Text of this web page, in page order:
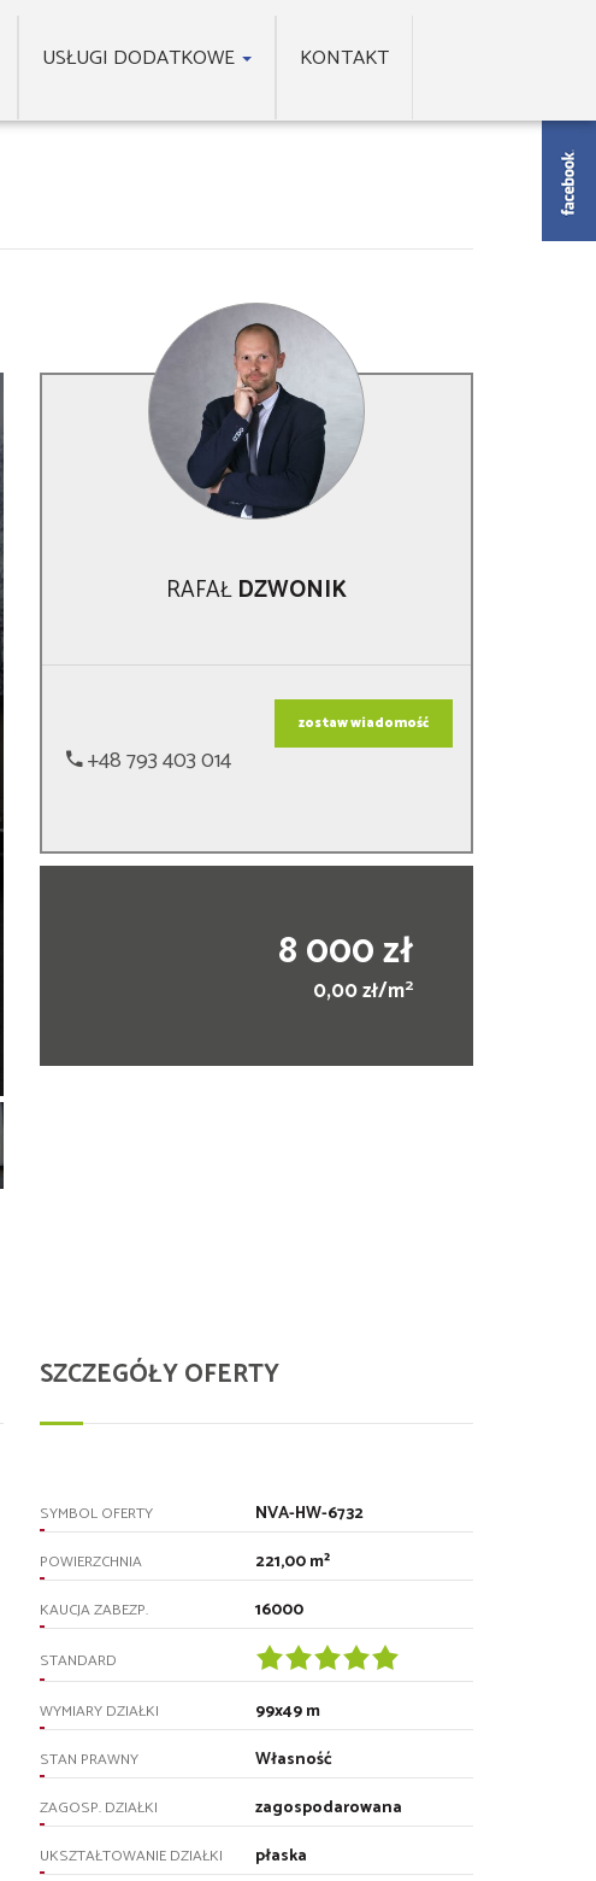
USŁUGI DODATKOWE KONTAKT
RAFAŁDZWONIK
+48 793 403 014
zostaw wiadomość
8 000 zł
0,00 zł/m2
SZCZEGÓŁY OFERTY
SYMBOL OFERTY NVA-HW-6732
POWIERZCHNIA 221,00 m²
KAUCJA ZABEZP. 16000
STANDARD
WYMIARY DZIAŁKI 99x49 m
STAN PRAWNY Własność
ZAGOSP. DZIAŁKI zagospodarowana
UKSZTAŁTOWANIE DZIAŁKI płaska